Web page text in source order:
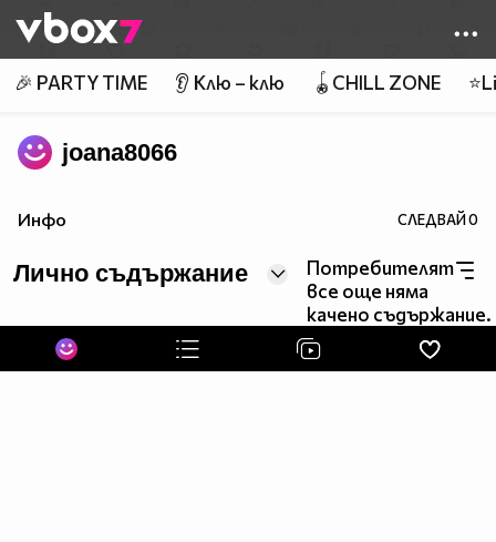
👾
🎉 PARTY TIME 👂 Клю – клю 🪀CHILL ZONE
joana8066
Инфо СЛЕДВАЙ0
Лично съдържание
Потребителят
все още няма
качено съдържание.